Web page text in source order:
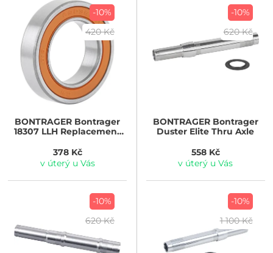
-10%
420 Kč
BONTRAGER Bontrager
18307 LLH Replacement
378 Kč
v úterý u Vás
-10%
620 Kč
BONTRAGERBontrager
Duster Elite Thru Axle
558 Kč
v úterý u Vás
-10%
620 Kč
-10%
1 100 Kč